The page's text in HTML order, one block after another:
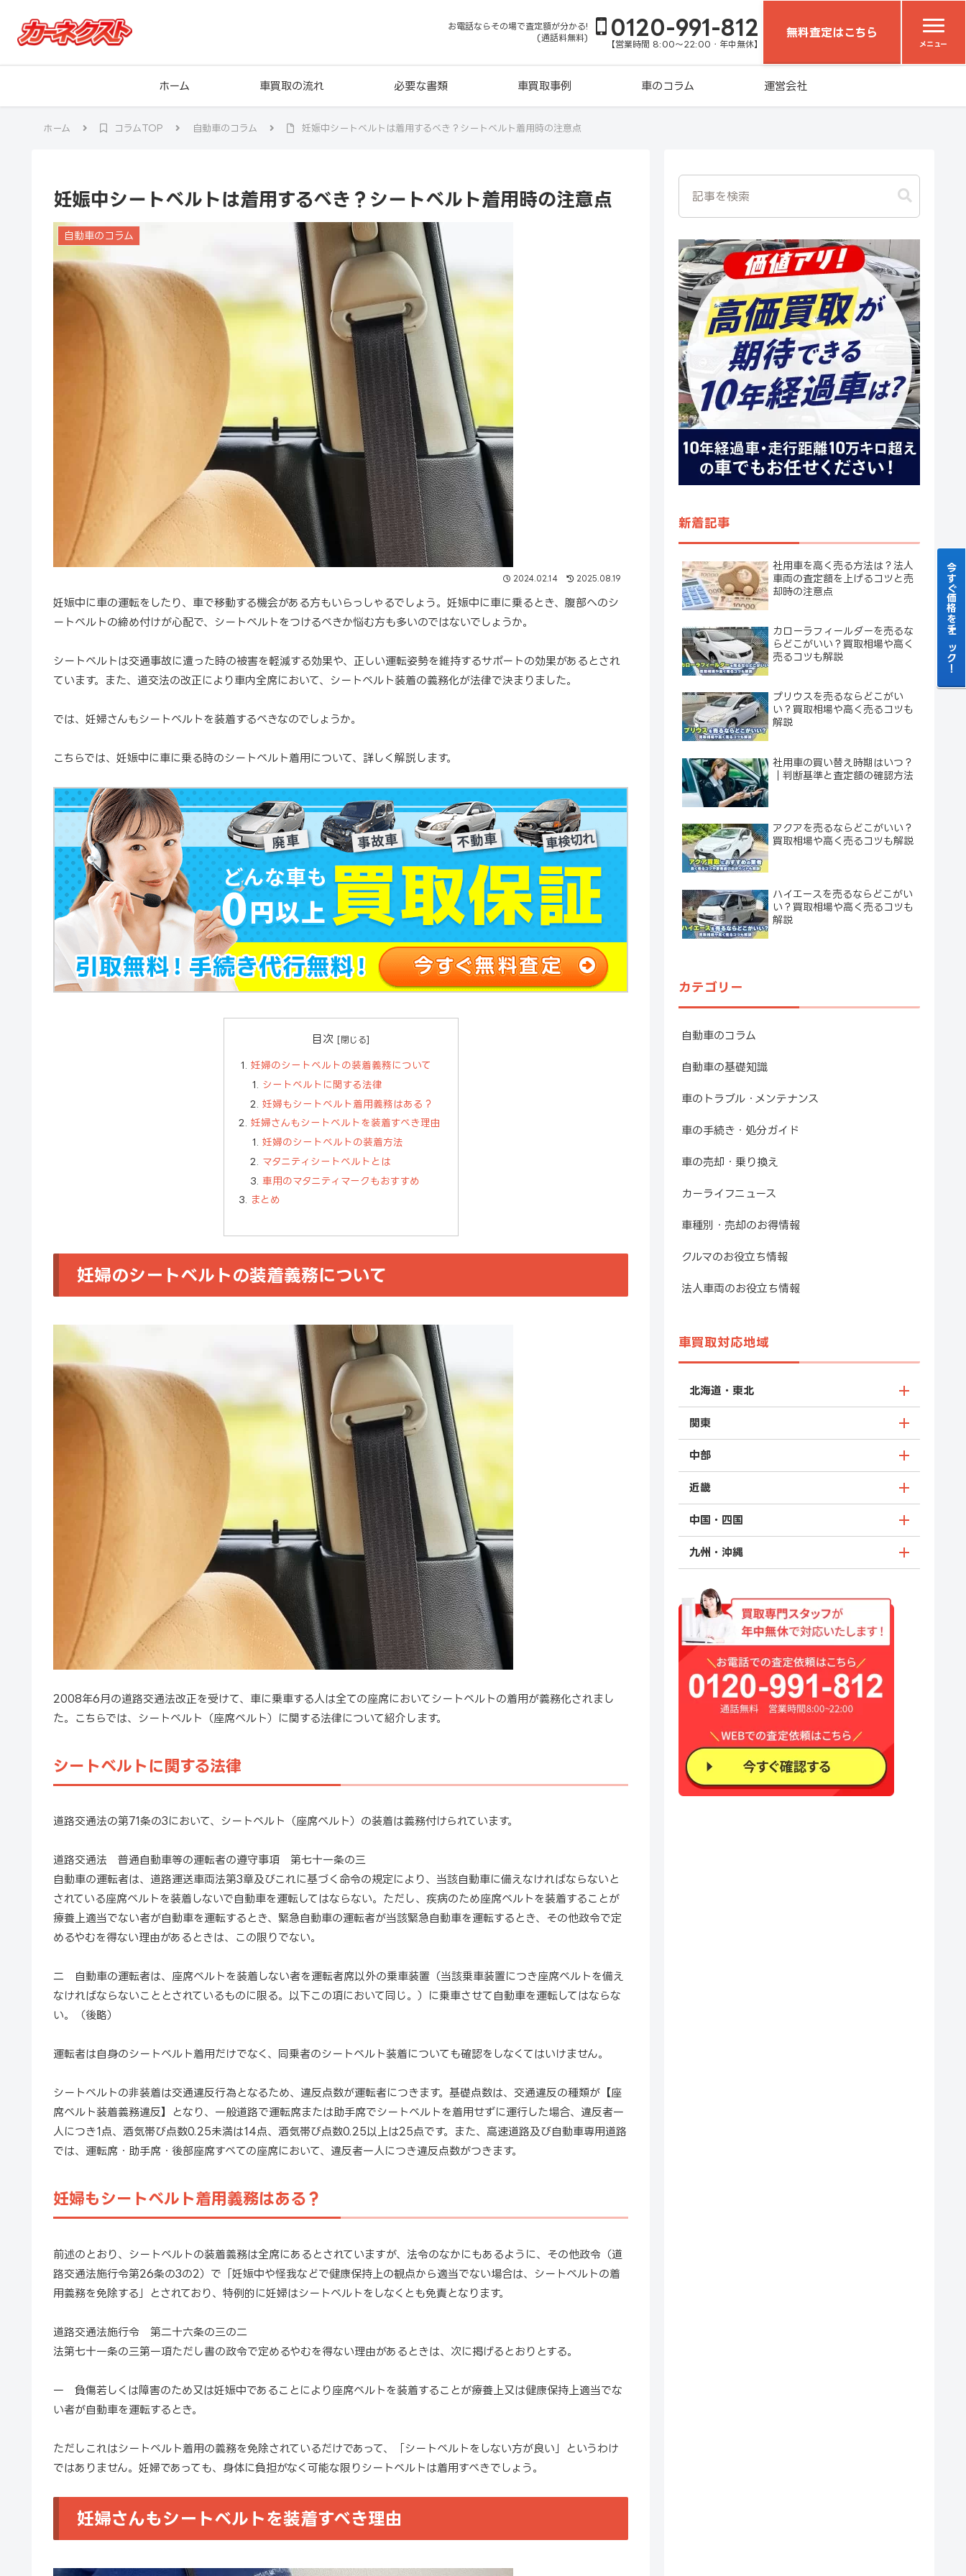
お電話ならその場で査定額が分かる!
(通話料無料)
0120-991-812
【営業時間 8:00～22:00・年中無休】
無料査定はこちら
メニュー
ホーム 車買取の流れ 必要な書類 車買取事例 車のコラム 運営会社
ホーム コラムTOP 自動車のコラム 妊娠中シートベルトは着用するべき？シートベルト着用時の注意点
妊娠中シートベルトは着用するべき？シートベルト着用時の注意点
自動車のコラム
2024.02.14 2025.08.19
妊娠中に車の運転をしたり、車で移動する機会がある方もいらっしゃるでしょう。妊娠中に車に乗るとき、腹部へのシ
ートベルトの締め付けが心配で、シートベルトをつけるべきか悩む方も多いのではないでしょうか。
シートベルトは交通事故に遭った時の被害を軽減する効果や、正しい運転姿勢を維持するサポートの効果があるとされ
ています。また、道交法の改正により車内全席において、シートベルト装着の義務化が法律で決まりました。
では、妊婦さんもシートベルトを装着するべきなのでしょうか。
こちらでは、妊娠中に車に乗る時のシートベルト着用について、詳しく解説します。
目次
妊婦のシートベルトの装着義務について
シートベルトに関する法律
妊婦もシートベルト着用義務はある？
妊婦さんもシートベルトを装着すべき理由
妊婦のシートベルトの装着方法
マタニティシートベルトとは
車用のマタニティマークもおすすめ
まとめ
妊婦のシートベルトの装着義務について
2008年6月の道路交通法改正を受けて、車に乗車する人は全ての座席においてシートベルトの着用が義務化されまし
た。こちらでは、シートベルト（座席ベルト）に関する法律について紹介します。
シートベルトに関する法律
道路交通法の第71条の3において、シートベルト（座席ベルト）の装着は義務付けられています。
道路交通法 普通自動車等の運転者の遵守事項 第七十一条の三
自動車の運転者は、道路運送車両法第3章及びこれに基づく命令の規定により、当該自動車に備えなければならないと
されている座席ベルトを装着しないで自動車を運転してはならない。ただし、疾病のため座席ベルトを装着することが
療養上適当でない者が自動車を運転するとき、緊急自動車の運転者が当該緊急自動車を運転するとき、その他政令で定
めるやむを得ない理由があるときは、この限りでない。
二 自動車の運転者は、座席ベルトを装着しない者を運転者席以外の乗車装置（当該乗車装置につき座席ベルトを備え
なければならないこととされているものに限る。以下この項において同じ。）に乗車させて自動車を運転してはならな
い。（後略）
運転者は自身のシートベルト着用だけでなく、同乗者のシートベルト装着についても確認をしなくてはいけません。
シートベルトの非装着は交通違反行為となるため、違反点数が運転者につきます。基礎点数は、交通違反の種類が【座
席ベルト装着義務違反】となり、一般道路で運転席または助手席でシートベルトを着用せずに運行した場合、違反者一
人につき1点、酒気帯び点数0.25未満は14点、酒気帯び点数0.25以上は25点です。また、高速道路及び自動車専用道路
では、運転席・助手席・後部座席すべての座席において、違反者一人につき違反点数がつきます。
妊婦もシートベルト着用義務はある？
前述のとおり、シートベルトの装着義務は全席にあるとされていますが、法令のなかにもあるように、その他政令（道
路交通法施行令第26条の3の2）で「妊娠中や怪我などで健康保持上の観点から適当でない場合は、シートベルトの着
用義務を免除する」とされており、特例的に妊婦はシートベルトをしなくとも免責となります。
道路交通法施行令 第二十六条の三の二
法第七十一条の三第一項ただし書の政令で定めるやむを得ない理由があるときは、次に掲げるとおりとする。
一 負傷若しくは障害のため又は妊娠中であることにより座席ベルトを装着することが療養上又は健康保持上適当でな
い者が自動車を運転するとき。
ただしこれはシートベルト着用の義務を免除されているだけであって、「シートベルトをしない方が良い」というわけ
ではありません。妊婦であっても、身体に負担がなく可能な限りシートベルトは着用すべきでしょう。
妊婦さんもシートベルトを装着すべき理由
新着記事
社用車を高く売る方法は？法人
車両の査定額を上げるコツと売
却時の注意点
カローラフィールダーを売るな
らどこがいい？買取相場や高く
売るコツも解説
プリウスを売るならどこがい
い？買取相場や高く売るコツも
解説
社用車の買い替え時期はいつ？
｜判断基準と査定額の確認方法
アクアを売るならどこがいい？
買取相場や高く売るコツも解説
ハイエースを売るならどこがい
い？買取相場や高く売るコツも
解説
カテゴリー
自動車のコラム
自動車の基礎知識
車のトラブル・メンテナンス
車の手続き・処分ガイド
車の売却・乗り換え
カーライフニュース
車種別・売却のお得情報
クルマのお役立ち情報
法人車両のお役立ち情報
車買取対応地域
北海道・東北
関東
中部
近畿
中国・四国
九州・沖縄
今すぐ価格をチェック！